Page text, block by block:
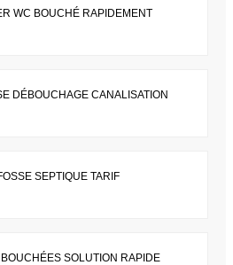
WC BOUCHÉ RAPIDEMENT
DÉBOUCHAGE CANALISATION
SEPTIQUE TARIF
SOLUTION RAPIDE